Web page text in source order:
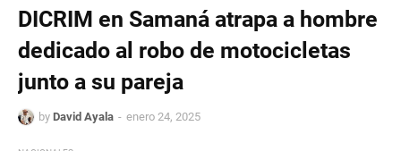
DICRIM en Samaná atrapa a hombre
dedicado al robo de motocicletas
junto a su pareja
by David Ayala enero 24, 2025